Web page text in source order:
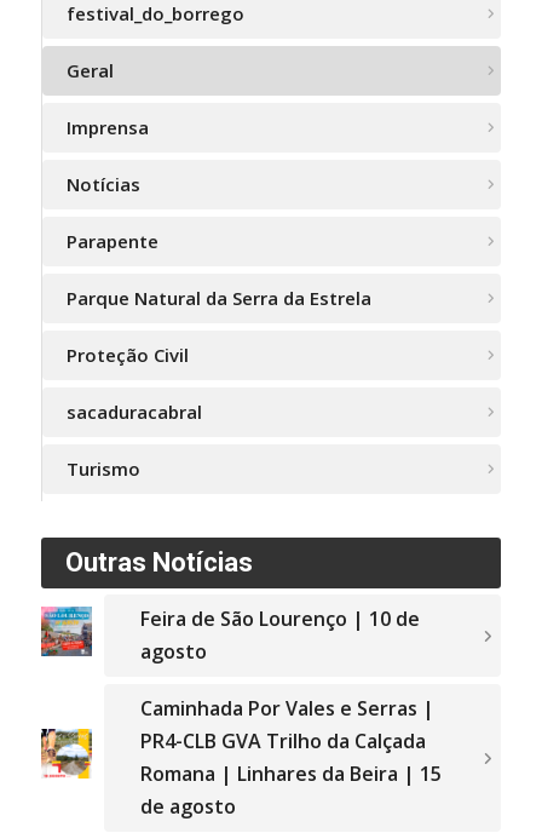
festival_do_borrego
Geral
Imprensa
Notícias
Parapente
Parque Natural da Serra da Estrela
Proteção Civil
sacaduracabral
Turismo
Outras Notícias
Feira de São Lourenço | 10 de
agosto
Caminhada Por Vales e Serras |
PR4-CLB GVA Trilho da Calçada
Romana | Linhares da Beira | 15
de agosto